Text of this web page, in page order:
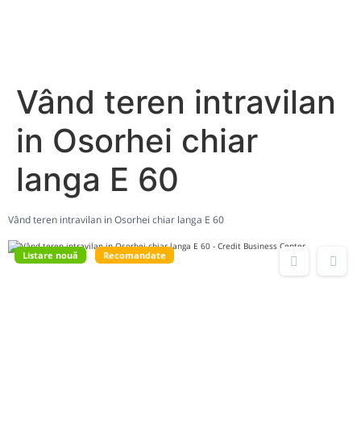
Vând teren intravilan
in Osorhei chiar
langa E 60
Vând teren intravilan in Osorhei chiar langa E 60
Listare nouă Recomandate